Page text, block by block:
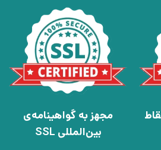
مجهز به گواهینامه‌ی
بین‌المللی SSL